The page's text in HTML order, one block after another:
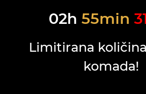
02h 55min
Limitirana
komada!